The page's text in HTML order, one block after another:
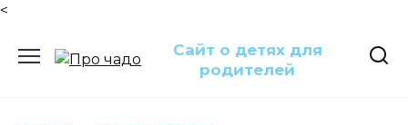
<
Сайт о детях для
родителей